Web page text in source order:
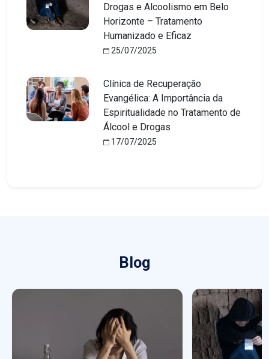
Drogas e Alcoolismo em Belo
Horizonte – Tratamento
Humanizado e Eficaz
25/07/2025
Clínica de Recuperação
Evangélica: A Importância da
Espiritualidade no Tratamento de
Álcool e Drogas
17/07/2025
Blog